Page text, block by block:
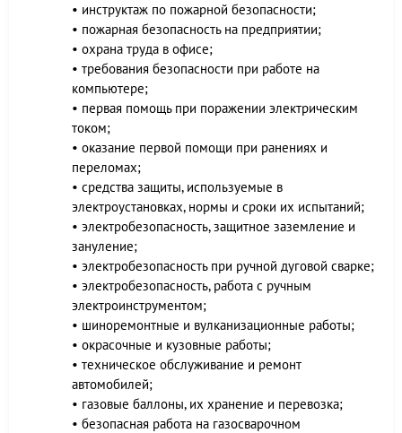
• инструктаж по пожарной безопасности;
• пожарная безопасность на предприятии;
• охрана труда в офисе;
• требования безопасности при работе на
компьютере;
• первая помощь при поражении электрическим
током;
• оказание первой помощи при ранениях и
переломах;
• средства защиты, используемые в
электроустановках, нормы и сроки их испытаний;
• электробезопасность, защитное заземление и
зануление;
• электробезопасность при ручной дуговой сварке;
• электробезопасность, работа с ручным
электроинструментом;
• шиноремонтные и вулканизационные работы;
• окрасочные и кузовные работы;
• техническое обслуживание и ремонт
автомобилей;
• газовые баллоны, их хранение и перевозка;
• безопасная работа на газосварочном